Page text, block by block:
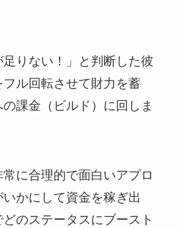
足りない！」と判断した彼
ル回転させて財力を蓄
課金（ビルド）に回しま
に合理的で面白いアプロ
かにして資金を稼ぎ出
のステータスにブースト